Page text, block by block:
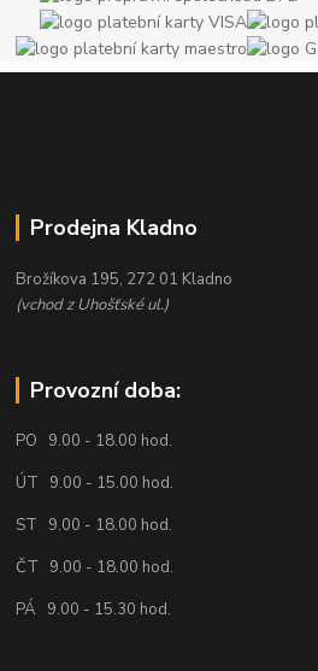
Prodejna Kladno
Brožíkova 195, 272 01 Kladno
(vchod z Uhošťské ul.)
Provozní doba:
PO 9.00 - 18.00 hod.
ÚT 9.00 - 15.00 hod.
ST 9.00 - 18.00 hod.
ČT 9.00 - 18.00 hod.
PÁ 9.00 - 15.30 hod.